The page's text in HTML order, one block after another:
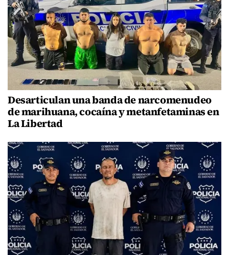
Desarticulan una banda de narcomenudeo
de marihuana, cocaína y metanfetaminas en
La Libertad